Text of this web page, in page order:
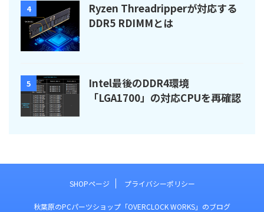
4
Ryzen Threadripperが対応する
DDR5 RDIMMとは
5
Intel最後のDDR4環境
「LGA1700」の対応CPUを再確認
SHOPページ プライバシーポリシー
秋葉原のPCパーツショップ「OVERCLOCK WORKS」のブログ